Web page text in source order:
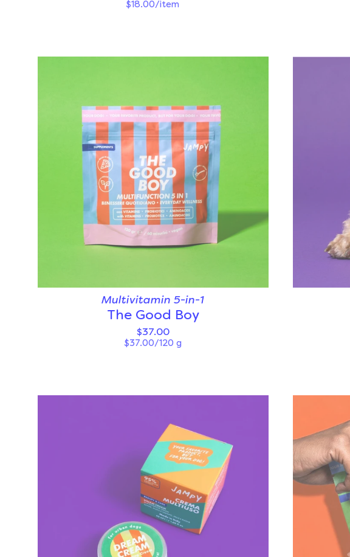
$18.00/item
Multivitamin 5-in-1
The Good Boy
$37.00
$37.00/120 g